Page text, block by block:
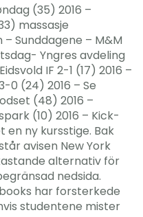
(35) 2016 –
massasje
Sunddagene – M&M
Yngres avdeling
IF 2-1 (17) 2016 –
0 (24) 2016 – Se
(48) 2016 –
(10) 2016 – Kick-
en ny kursstige. Bak
avisen New York
alternativ för
nedsida.
har forsterkede
studentene mister